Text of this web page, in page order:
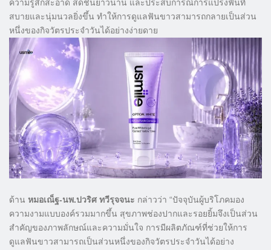
ความรู้สึกสะอาด สดชื่นยาวนาน และประสบการณ์การแปรงฟันที่
สบายและนุ่มนวลยิ่งขึ้น ทำให้การดูแลฟันขาวสามารถกลายเป็นส่วน
หนึ่งของกิจวัตรประจำวันได้อย่างง่ายดาย
ด้าน หมอเณ็ฐ-นพ.ปวริศ ทวีรุจจนะ กล่าวว่า “ปัจจุบันผู้บริโภคมอง
ความงามแบบองค์รวมมากขึ้น สุขภาพช่องปากและรอยยิ้มจึงเป็นส่วน
สำคัญของภาพลักษณ์และความมั่นใจ การมีผลิตภัณฑ์ที่ช่วยให้การ
ดูแลฟันขาวสามารถเป็นส่วนหนึ่งของกิจวัตรประจำวันได้อย่าง